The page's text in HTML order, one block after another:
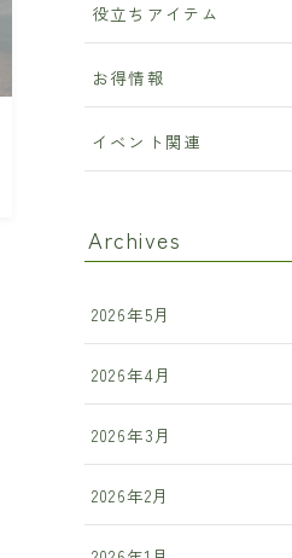
役立ちアイテム
お得情報
イベント関連
Archives
2026年5月
2026年4月
2026年3月
2026年2月